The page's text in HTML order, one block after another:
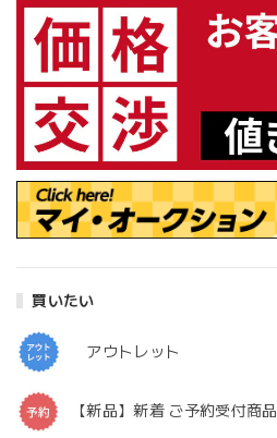
買いたい
アウトレット
【新品】新着 ご予約受付商品